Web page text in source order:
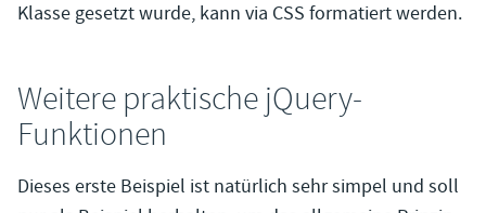
Klasse gesetzt wurde, kann via CSS formatiert werden.
Weitere praktische jQuery-
Funktionen
Dieses erste Beispiel ist natürlich sehr simpel und soll